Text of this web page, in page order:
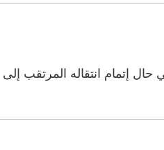
إتمام انتقاله المرتقب إلى